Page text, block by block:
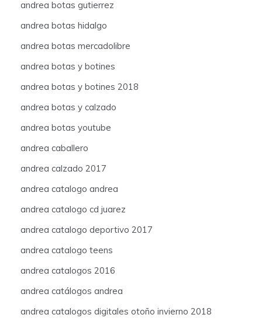
andrea botas gutierrez
andrea botas hidalgo
andrea botas mercadolibre
andrea botas y botines
andrea botas y botines 2018
andrea botas y calzado
andrea botas youtube
andrea caballero
andrea calzado 2017
andrea catalogo andrea
andrea catalogo cd juarez
andrea catalogo deportivo 2017
andrea catalogo teens
andrea catalogos 2016
andrea catálogos andrea
andrea catalogos digitales otoño invierno 2018